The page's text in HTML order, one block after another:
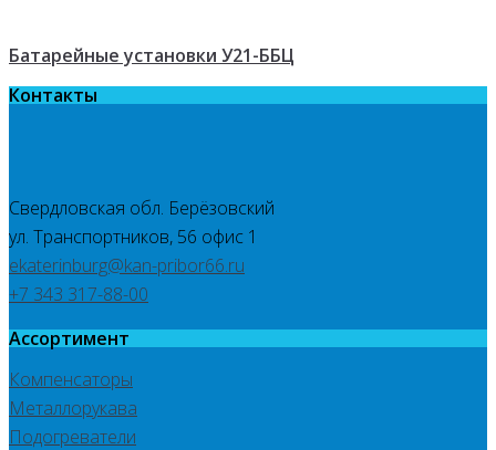
Батарейные установки У21-ББЦ
Контакты
Свердловская обл. Берёзовский
ул. Транспортников, 56 офис 1
ekaterinburg@kan-pribor66.ru
+7 343 317-88-00
Ассортимент
Компенсаторы
Металлорукава
Подогреватели